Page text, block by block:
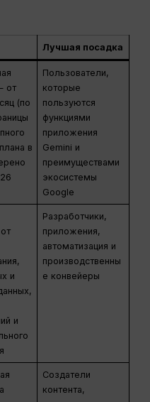
Лучшая посадка
от
(по
в
Пользователи,
которые
пользуются
функциями
приложения
Gemini и
преимуществами
экосистемы
Google
и
и
Разработчики,
приложения,
автоматизация и
производственны
е конвейеры
Создатели
контента,